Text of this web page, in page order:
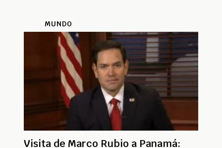
MUNDO
Visita de Marco Rubio a Panamá: